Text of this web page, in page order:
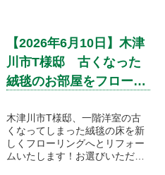
【2026年6月10日】木津
川市T様邸 古くなった
絨毯のお部屋をフローリ
木津川市T様邸、一階洋室の古
くなってしまった絨毯の床を新
しくフローリングへとリフォー
ムいたします！お選びいただい